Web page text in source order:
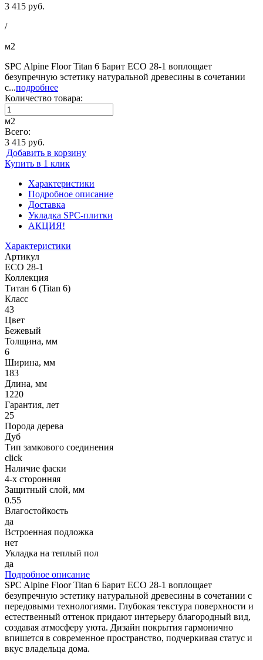
3 415 руб.
/
м2
SPC Alpine Floor Titan 6 Барит ЕСО 28-1 воплощает
безупречную эстетику натуральной древесины в сочетании
с...подробнее
Количество товара:
м2
Всего:
3 415 руб.
Добавить в корзину
Купить в 1 клик
Характеристики
Подробное описание
Доставка
Укладка SPC-плитки
АКЦИЯ!
Характеристики
Артикул
ЕСО 28-1
Коллекция
Титан 6 (Titan 6)
Класс
43
Цвет
Бежевый
Толщина, мм
6
Ширина, мм
183
Длина, мм
1220
Гарантия, лет
25
Порода дерева
Дуб
Тип замкового соединения
click
Наличие фаски
4-х сторонняя
Защитный слой, мм
0.55
Влагостойкость
да
Встроенная подложка
нет
Укладка на теплый пол
да
Подробное описание
SPC Alpine Floor Titan 6 Барит ЕСО 28-1 воплощает
безупречную эстетику натуральной древесины в сочетании с
передовыми технологиями. Глубокая текстура поверхности и
естественный оттенок придают интерьеру благородный вид,
создавая атмосферу уюта. Дизайн покрытия гармонично
впишется в современное пространство, подчеркивая статус и
вкус владельца дома.